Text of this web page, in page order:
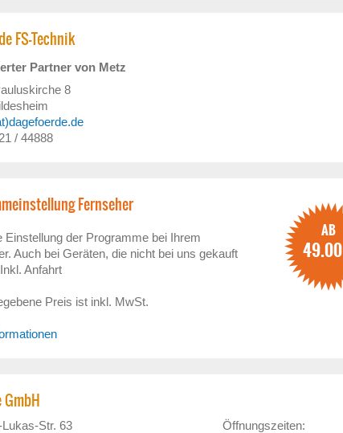
FS-Technik
Partner von Metz
8
/ 44888
Fernseher
Einstellung der Programme bei Ihrem
Auch bei Geräten, die nicht bei uns gekauft
Anfahrt
Preis ist inkl. MwSt.
AB
49.00
GmbH
Str. 63
Öffnungszeiten: